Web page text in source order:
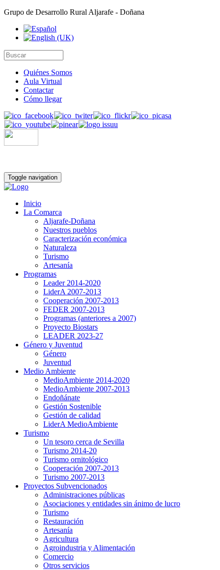
Grupo de Desarrollo Rural Aljarafe - Doñana
Quiénes Somos
Aula Virtual
Contactar
Cómo llegar
Toggle navigation
Inicio
La Comarca
Aljarafe-Doñana
Nuestros pueblos
Caracterización económica
Naturaleza
Turismo
Artesanía
Programas
Leader 2014-2020
LiderA 2007-2013
Cooperación 2007-2013
FEDER 2007-2013
Programas (anteriores a 2007)
Proyecto Biostars
LEADER 2023-27
Género y Juventud
Género
Juventud
Medio Ambiente
MedioAmbiente 2014-2020
MedioAmbiente 2007-2013
Endoñánate
Gestión Sostenible
Gestión de calidad
LiderA MedioAmbiente
Turismo
Un tesoro cerca de Sevilla
Turismo 2014-20
Turismo ornitológico
Cooperación 2007-2013
Turismo 2007-2013
Proyectos Subvencionados
Administraciones públicas
Asociaciones y entidades sin ánimo de lucro
Turismo
Restauración
Artesanía
Agricultura
Agroindustria y Alimentación
Comercio
Otros servicios